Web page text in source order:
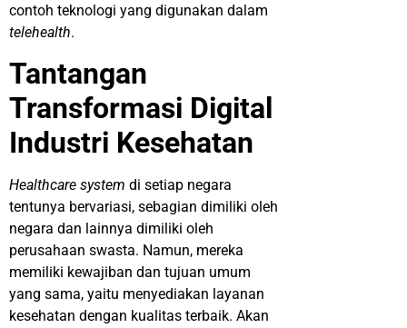
contoh teknologi yang digunakan dalam
telehealth.
Tantangan
Transformasi Digital
Industri Kesehatan
Healthcare system di setiap negara
tentunya bervariasi, sebagian dimiliki oleh
negara dan lainnya dimiliki oleh
perusahaan swasta. Namun, mereka
memiliki kewajiban dan tujuan umum
yang sama, yaitu menyediakan layanan
kesehatan dengan kualitas terbaik. Akan